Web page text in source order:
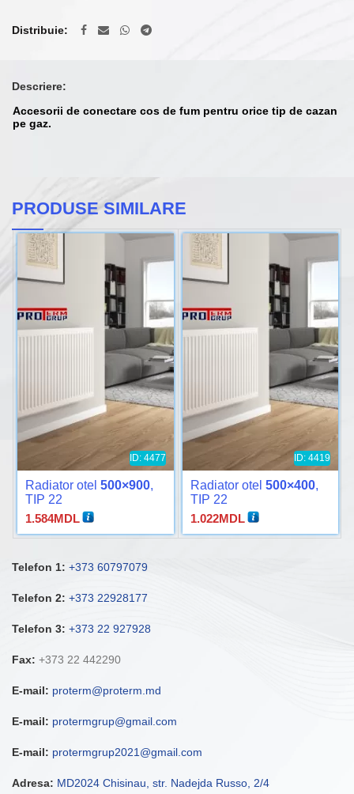
Distribuie
Descriere:
Accesorii de conectare cos de fum pentru orice tip de cazan
pe gaz.
PRODUSE SIMILARE
ID: 4477
Radiator otel 500×900,
TIP 22
1.584MDL
ID: 4419
Radiator otel 500×400,
TIP 22
1.022MDL
Telefon 1: +373 60797079
Telefon 2: +373 22928177
Telefon 3: +373 22 927928
Fax: +373 22 442290
E-mail: proterm@proterm.md
E-mail: protermgrup@gmail.com
E-mail: protermgrup2021@gmail.com
Adresa: MD2024 Chisinau, str. Nadejda Russo, 2/4